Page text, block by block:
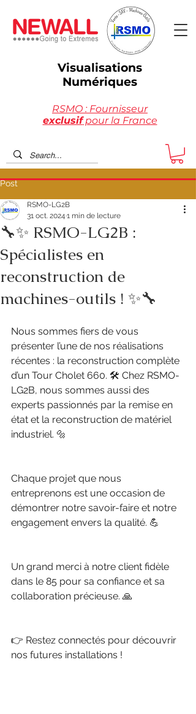
Visualisations
Numériques
RSMO : Fournisseur
exclusifpour la France
Post
🔧✨ RSMO-LG2B :
Spécialistes en
reconstruction de
machines-outils ! ✨🔧
RSMO-LG2B
31 oct. 2024 1 min de lecture
Nous sommes fiers de vous
présenter l’une de nos réalisations
récentes : la reconstruction complète
d’un Tour Cholet 660. 🛠️ Chez RSMO-
LG2B, nous sommes aussi des
experts passionnés par la remise en
état et la reconstruction de matériel
industriel. 🔩
Chaque projet que nous
entreprenons est une occasion de
démontrer notre savoir-faire et notre
engagement envers la qualité. 💪
Un grand merci à notre client fidèle
dans le 85 pour sa confiance et sa
collaboration précieuse. 🙏
👉 Restez connectés pour découvrir
nos futures installations !